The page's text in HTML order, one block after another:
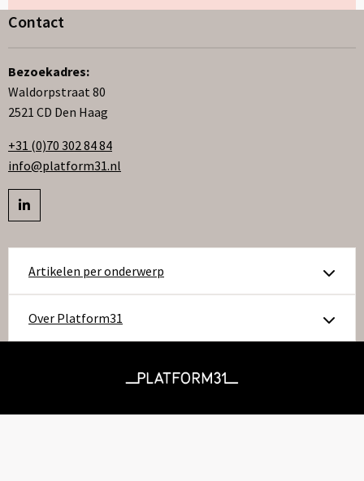
Artikelen per onderwerp
Over Platform31
Contact
Bezoekadres:
Waldorpstraat 80
2521 CD Den Haag
+31 (0)70 302 84 84
info@platform31.nl
Bezoek
op
linkedIn